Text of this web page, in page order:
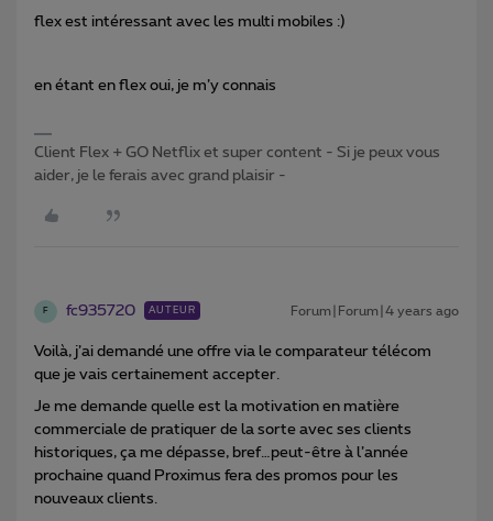
flex est intéressant avec les multi mobiles :)
en étant en flex oui, je m’y connais
Client Flex + GO Netflix et super content - Si je peux vous
aider, je le ferais avec grand plaisir -
F fc935720 AUTEUR Forum|Forum|4 years ago
Voilà, j’ai demandé une offre via le comparateur télécom
que je vais certainement accepter.
Je me demande quelle est la motivation en matière
commerciale de pratiquer de la sorte avec ses clients
historiques, ça me dépasse, bref…peut-être à l’année
prochaine quand Proximus fera des promos pour les
nouveaux clients.